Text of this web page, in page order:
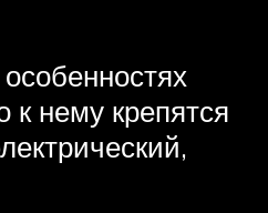
нему крепятся